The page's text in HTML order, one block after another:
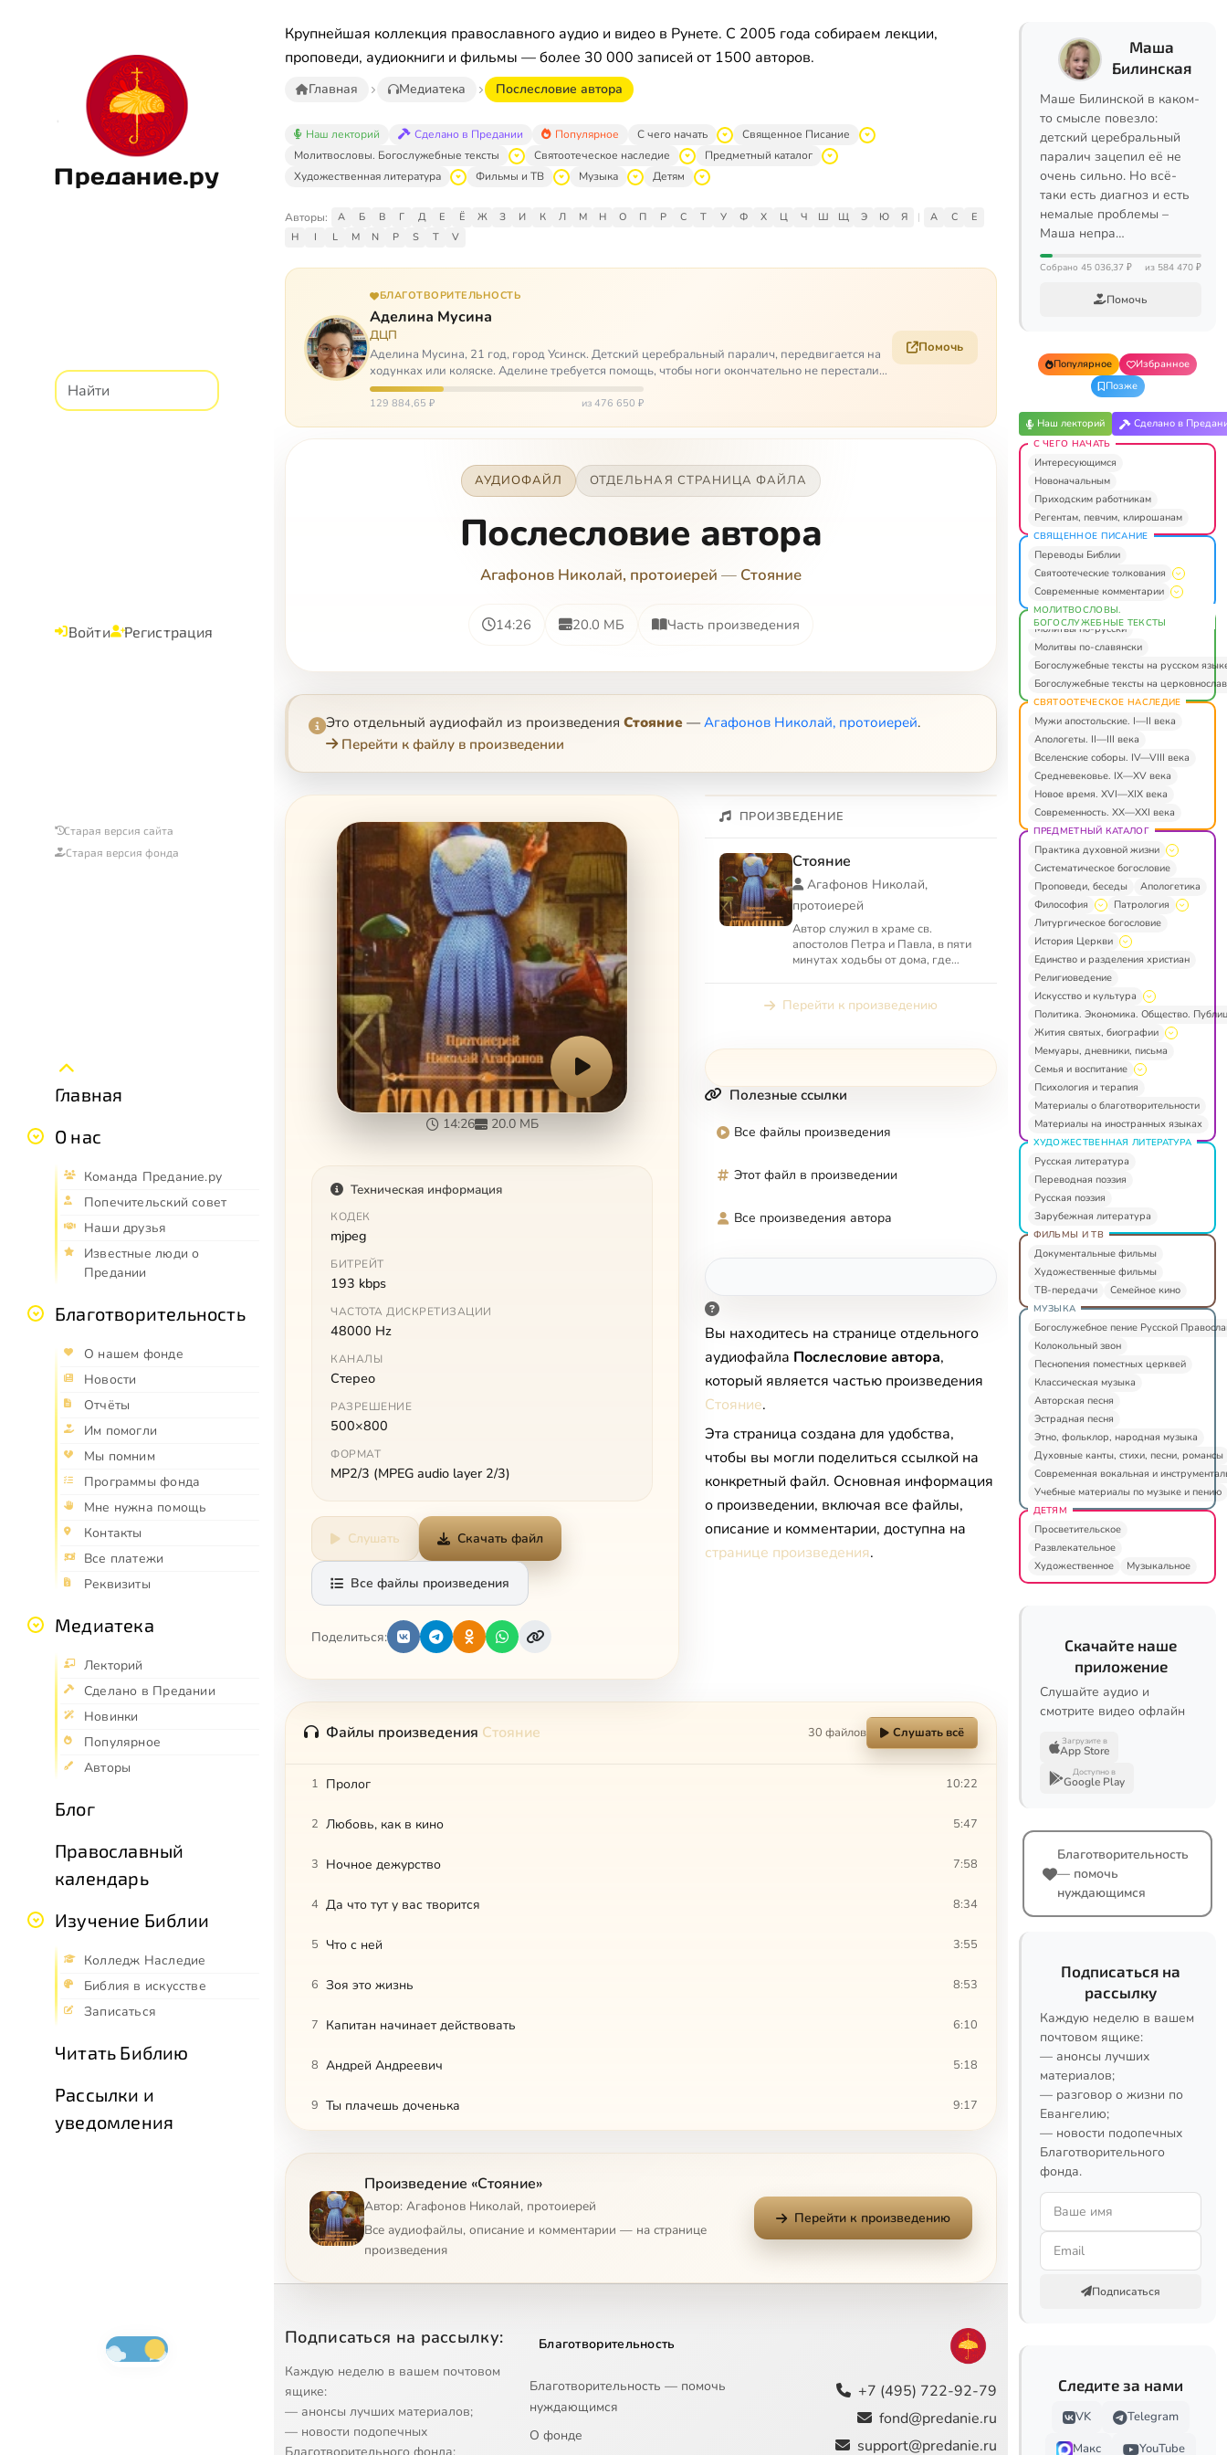
Предание.ру
Войти Регистрация
Старая версия сайта
Старая версия фонда
Главная
О нас
Команда Предание.ру
Попечительский совет
Наши друзья
Известные люди о
Предании
Благотворительность
О нашем фонде
Новости
Отчёты
Им помогли
Мы помним
Программы фонда
Мне нужна помощь
Контакты
Все платежи
Реквизиты
Медиатека
Лекторий
Сделано в Предании
Новинки
Популярное
Авторы
Блог
Православный
календарь
Изучение Библии
Колледж Наследие
Библия в искусстве
Записаться
Читать Библию
Рассылки и
уведомления
Крупнейшая коллекция православного аудио и видео в Рунете. С 2005 года собираем лекции,
проповеди, аудиокниги и фильмы — более 30 000 записей от 1500 авторов.
Главная Медиатека Послесловие автора
Наш лекторий Сделано в Предании Популярное С чего начать
Священное Писание
Молитвословы. Богослужебные тексты
Святоотеческое наследие
Предметный каталог
Художественная литература
Фильмы и ТВ Музыка Детям
Авторы: А Б В Г Д Е Ё Ж З И К Л М Н О П Р С Т У Ф Х Ц Ч Ш Щ Э Ю Я | A C
E
H
I L M N P S T V
БЛАГОТВОРИТЕЛЬНОСТЬ
Аделина Мусина
ДЦП
Аделина Мусина, 21 год, город Усинск. Детский церебральный паралич, передвигается на
ходунках или коляске. Аделине требуется помощь, чтобы ноги окончательно не перестали
слушаться…
129 884,65 ₽ из 476 650 ₽
Помочь
АУДИОФАЙЛ ОТДЕЛЬНАЯ СТРАНИЦА ФАЙЛА
Послесловие автора
Агафонов Николай, протоиерей — Стояние
14:26 20.0 МБ Часть произведения
Это отдельный аудиофайл из произведения Стояние — Агафонов Николай, протоиерей.
Перейти к файлу в произведении
14:26 20.0 МБ
Техническая информация
КОДЕК
mjpeg
БИТРЕЙТ
193 kbps
ЧАСТОТА ДИСКРЕТИЗАЦИИ
48000 Hz
КАНАЛЫ
Стерео
РАЗРЕШЕНИЕ
500×800
ФОРМАТ
MP2/3 (MPEG audio layer 2/3)
Слушать Скачать файл
Все файлы произведения
Поделиться:
ПРОИЗВЕДЕНИЕ
Стояние
Агафонов Николай,
протоиерей
Автор служил в храме св.
апостолов Петра и Павла, в пяти
минутах ходьбы от дома, где
Перейти к произведению
Полезные ссылки
Все файлы произведения
Этот файл в произведении
Все произведения автора
Вы находитесь на странице отдельного
аудиофайла Послесловие автора,
который является частью произведения
Стояние.
Эта страница создана для удобства,
чтобы вы могли поделиться ссылкой на
конкретный файл. Основная информация
о произведении, включая все файлы,
описание и комментарии, доступна на
странице произведения.
Файлы произведения Стояние 30 файлов Слушать всё
1 Пролог 10:22
2 Любовь, как в кино 5:47
3 Ночное дежурство 7:58
4 Да что тут у вас творится 8:34
5 Что с ней 3:55
6 Зоя это жизнь 8:53
7 Капитан начинает действовать 6:10
8 Андрей Андреевич 5:18
9 Ты плачешь доченька 9:17
Где же Он Бог
12 На трубном заводе 8:06
15 У попа была собака 9:42
16 В храме 5:06
17 Доказательство без всякой науки 8:07
Произведение «Стояние»
Автор: Агафонов Николай, протоиерей
Все аудиофайлы, описание и комментарии — на странице
произведения
Перейти к произведению
Подписаться на рассылку:
Каждую неделю в вашем почтовом
ящике:
— анонсы лучших материалов;
— новости подопечных
Благотворительность
Благотворительность — помочь
нуждающимся
О фонде
+7 (495) 722-92-79
fond@predanie.ru
support@predanie.ru
Маша
Билинская
Маше Билинской в каком-
то смысле повезло:
детский церебральный
паралич зацепил её не
очень сильно. Но всё-
таки есть диагноз и есть
немалые проблемы –
Маша непра…
Собрано 45 036,37 ₽ из 584 470 ₽
Помочь
Популярное
Избранное
Позже
Наш лекторий Сделано в
С ЧЕГО НАЧАТЬ
Интересующимся
Новоначальным
Приходским работникам
Регентам, певчим, клирошанам
СВЯЩЕННОЕ ПИСАНИЕ
Переводы Библии
Святоотеческие толкования
Современные комментарии
МОЛИТВОСЛОВЫ.
БОГОСЛУЖЕБНЫЕ ТЕКСТЫ
Молитвы по-русски
Молитвы по-славянски
Богослужебные тексты на русском
Богослужебные тексты на
СВЯТООТЕЧЕСКОЕ НАСЛЕДИЕ
Мужи апостольские. I—II века
Апологеты. II—III века
Вселенские соборы. IV—VIII века
Средневековье. IX—XV века
Новое время. XVI—XIX века
Современность. XX—XXI века
ПРЕДМЕТНЫЙ КАТАЛОГ
Практика духовной жизни
Систематическое богословие
Проповеди, беседы
Апологетика
Философия
Патрология
Литургическое богословие
История Церкви
Единство и разделения христиан
Религиоведение
Искусство и культура
Политика. Экономика. Общество.
Жития святых, биографии
Мемуары, дневники, письма
Семья и воспитание
Психология и терапия
Материалы о благотворительности
Материалы на иностранных языках
ХУДОЖЕСТВЕННАЯ ЛИТЕРАТУРА
Русская литература
Переводная поэзия
Русская поэзия
Зарубежная литература
ФИЛЬМЫ И ТВ
Документальные фильмы
Художественные фильмы
ТВ-передачи
Семейное кино
МУЗЫКА
Богослужебное пение Русской
Колокольный звон
Песнопения поместных церквей
Классическая музыка
Авторская песня
Эстрадная песня
Этно, фольклор, народная музыка
Духовные канты, стихи, песни, романсы
Современная вокальная и
Учебные материалы по музыке и пению
ДЕТЯМ
Просветительское
Развлекательное
Художественное
Музыкальное
Скачайте наше
приложение
Слушайте аудио и
смотрите видео офлайн
Загрузите в
App Store
Доступно в
Google Play
Благотворительность
— помочь
нуждающимся
Подписаться на
рассылку
Каждую неделю в вашем
почтовом ящике:
— анонсы лучших
материалов;
— разговор о жизни по
Евангелию;
— новости подопечных
Благотворительного
фонда.
Подписаться
Следите за нами
VK
Telegram
Макс
YouTube